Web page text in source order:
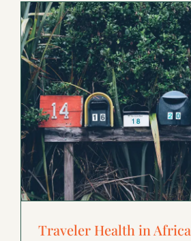
Traveler Health in Africa